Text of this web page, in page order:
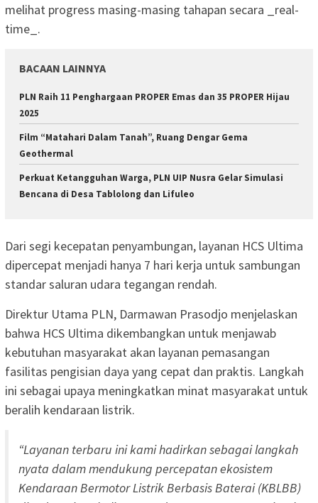
melihat progress masing-masing tahapan secara _real-
time_.
BACAAN LAINNYA
PLN Raih 11 Penghargaan PROPER Emas dan 35 PROPER Hijau
2025
Film “Matahari Dalam Tanah”, Ruang Dengar Gema
Geothermal
Perkuat Ketangguhan Warga, PLN UIP Nusra Gelar Simulasi
Bencana di Desa Tablolong dan Lifuleo
Dari segi kecepatan penyambungan, layanan HCS Ultima
dipercepat menjadi hanya 7 hari kerja untuk sambungan
standar saluran udara tegangan rendah.
Direktur Utama PLN, Darmawan Prasodjo menjelaskan
bahwa HCS Ultima dikembangkan untuk menjawab
kebutuhan masyarakat akan layanan pemasangan
fasilitas pengisian daya yang cepat dan praktis. Langkah
ini sebagai upaya meningkatkan minat masyarakat untuk
beralih kendaraan listrik.
“Layanan terbaru ini kami hadirkan sebagai langkah
nyata dalam mendukung percepatan ekosistem
Kendaraan Bermotor Listrik Berbasis Baterai (KBLBB)